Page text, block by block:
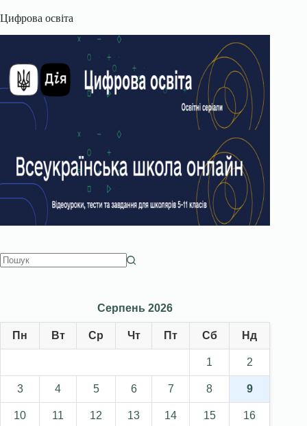
Цифрова освіта
Серпень 2026
Пн Вт Ср Чт Пт Сб Нд
1 2
3 4 5 6 7 8 9
10 11 12 13 14 15 16